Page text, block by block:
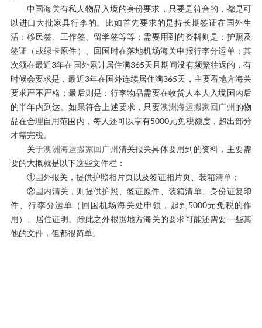
中国海关有私人物品入境的身份要求，只要是符合的，都是可
以进口大批家具行李的。比如首先要求的是持长期签证在国外生
活：移民签、工作签、留学签等等；需要用到的资料则是：护照及
签证（或绿卡原件）、回国时在落地机场海关申报行李分运单；其
次须在最近3年在国外累计居住满365天且期间没有频繁往返的，有
时候会要求是，最近3年在国外连续居住满365天，主要看地方海关
要求严不严格；最后则是：行李物品需要在收货人本人入境国内后
的半年内到达。如果符合上述要求，只要澳洲海运搬家回广州的物
品在合理自用范围内，每人还可以享有5000元免税额度，超出部分
才需完税。
关于澳洲海运搬家回广州清关报关具体要用到的资料，主要需
要的大概就是以下这些文件栏：
①国外报关，提供护照相片页以及签证相片页、装箱清单；
②国内清关，则提供护照、签证原件、装箱清单、身份证复印
件、行李分运单（回国机场海关处申领，起到5000元免税的作
用）、居住证明。除此之外根据地方海关的要求可能还需要一些其
他的文件，但都很简单。